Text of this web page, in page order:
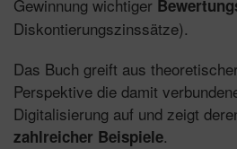
Gewinnung wichtiger
Diskontierungszinssätze).
Das Buch greift aus
Perspektive die damit
Digitalisierung auf und zeigt
zahlreicher Beispiele.